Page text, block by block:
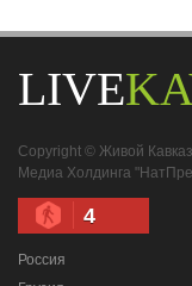
LIVE
Copyright © Живой
Медиа Холдинга
4
Россия